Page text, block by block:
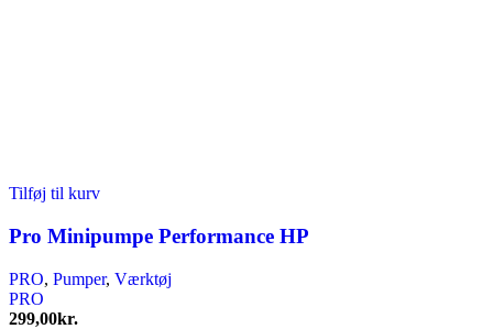
Tilføj til kurv
Pro Minipumpe Performance HP
PRO, Pumper, Værktøj
PRO
299,00kr.